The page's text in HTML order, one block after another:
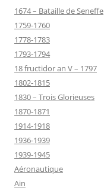
1674 – Bataille de Seneffe
1759-1760
1778-1783
1793-1794
18 fructidor an V – 1797
1802-1815
1830 – Trois Glorieuses
1870-1871
1914-1918
1936-1939
1939-1945
Aéronautique
Ain